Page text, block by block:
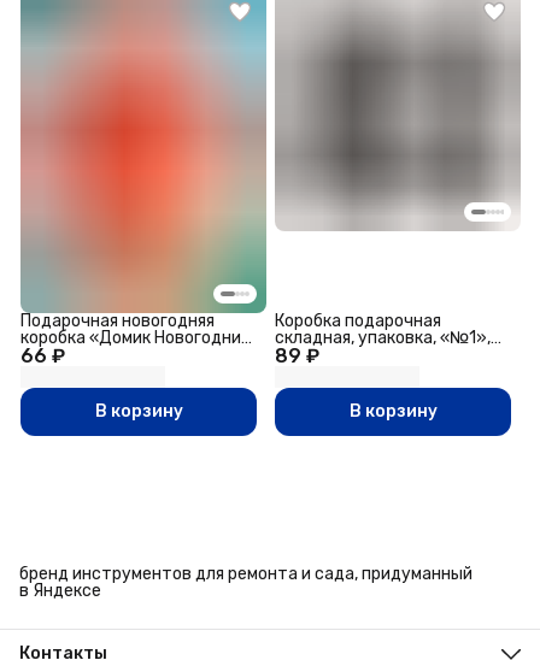
66 ₽
Подарочная новогодняя
коробка «Домик Новогодний
арт», для сладких подарков,
В корзину
89 ₽
Коробка подарочная
складная, упаковка, «№1»,
18 х 18 х 18 см
В корзину
бренд инструментов для ремонта и сада, придуманный
в Яндексе
Контакты